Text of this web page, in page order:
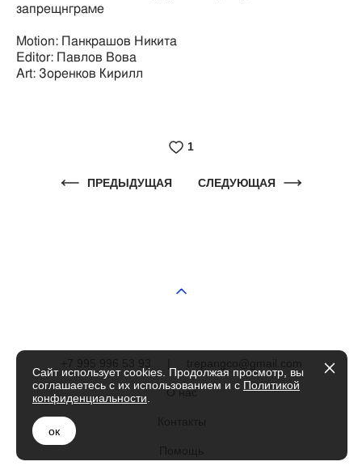
запрещнграме
Motion: Панкрашов Никита
Editor: Павлов Вова
Art: Зоренков Кирилл
1
ПРЕДЫДУЩАЯ СЛЕДУЮЩАЯ
О нас
Сайт использует cookies. Продолжая просмотр, вы
соглашаетесь с их использованием и с Политикой
конфиденциальности
ок